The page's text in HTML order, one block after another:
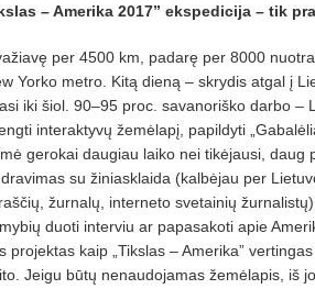
– Amerika 2017” ekspedicija – tik
per 4500 km, padarę per 8000
Yorko metro. Kitą dieną – skrydis atgal į
iki šiol. 90­–95 proc. savanoriško darbo –
interaktyvų žemėlapį, papildyti
gerokai daugiau laiko nei tikėjausi,
su žiniasklaida (kalbėjau per
žurnalų, interneto svetainių
duoti interviu ar papasakoti apie
projektas kaip „Tikslas – Amerika”
Jeigu būtų nenaudojamas žemėlapis, iš